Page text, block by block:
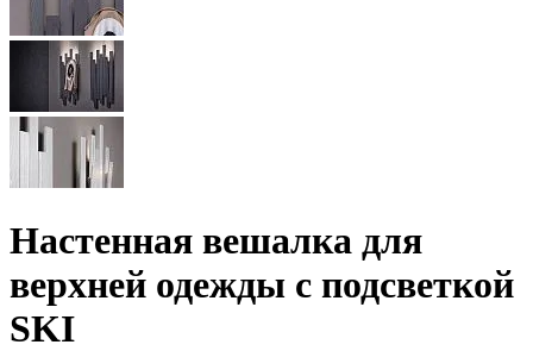
Настенная вешалка для
верхней одежды с подсветкой
SKI